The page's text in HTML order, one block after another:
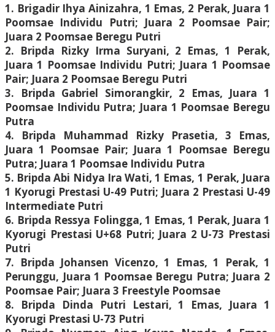
1. Brigadir Ihya Ainizahra, 1 Emas, 2 Perak, Juara 1
Poomsae Individu Putri; Juara 2 Poomsae Pair;
Juara 2 Poomsae Beregu Putri
2. Bripda Rizky Irma Suryani, 2 Emas, 1 Perak,
Juara 1 Poomsae Individu Putri; Juara 1 Poomsae
Pair; Juara 2 Poomsae Beregu Putri
3. Bripda Gabriel Simorangkir, 2 Emas, Juara 1
Poomsae Individu Putra; Juara 1 Poomsae Beregu
Putra
4. Bripda Muhammad Rizky Prasetia, 3 Emas,
Juara 1 Poomsae Pair; Juara 1 Poomsae Beregu
Putra; Juara 1 Poomsae Individu Putra
5. Bripda Abi Nidya Ira Wati, 1 Emas, 1 Perak, Juara
1 Kyorugi Prestasi U-49 Putri; Juara 2 Prestasi U-49
Intermediate Putri
6. Bripda Ressya Folingga, 1 Emas, 1 Perak, Juara 1
Kyorugi Prestasi U+68 Putri; Juara 2 U-73 Prestasi
Putri
7. Bripda Johansen Vicenzo, 1 Emas, 1 Perak, 1
Perunggu, Juara 1 Poomsae Beregu Putra; Juara 2
Poomsae Pair; Juara 3 Freestyle Poomsae
8. Bripda Dinda Putri Lestari, 1 Emas, Juara 1
Kyorugi Prestasi U-73 Putri